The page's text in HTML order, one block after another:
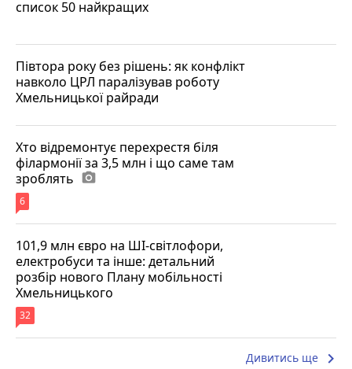
список 50 найкращих
Півтора року без рішень: як конфлікт
навколо ЦРЛ паралізував роботу
Хмельницької райради
Хто відремонтує перехрестя біля
філармонії за 3,5 млн і що саме там
зроблять photo_camera
6
101,9 млн євро на ШІ-світлофори,
електробуси та інше: детальний
розбір нового Плану мобільності
Хмельницького
32
Дивитись ще keyboard_arrow_right